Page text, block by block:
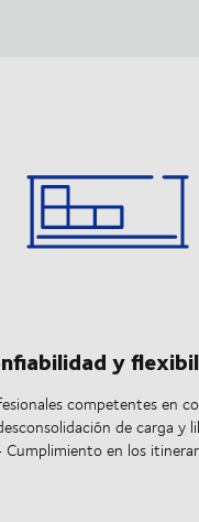
y
competentes en
de carga y
Cumplimiento en los